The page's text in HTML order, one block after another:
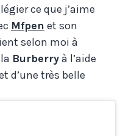
ce que j’aime
Mfpen et son
selon moi à
Burberryà l’aide
d’une très belle